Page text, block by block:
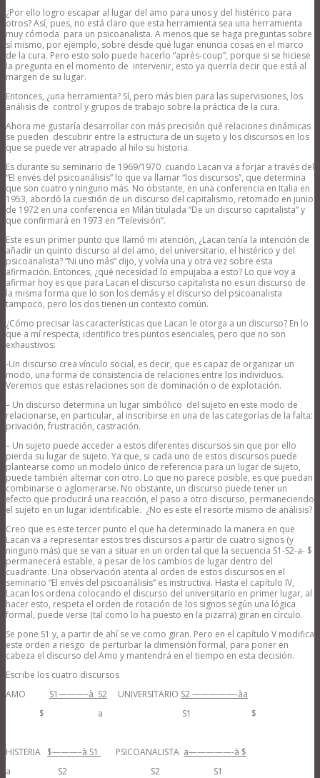
¿Por ello logro escapar al lugar del amo para unos y del histérico para
otros? Así, pues, no está claro que esta herramienta sea una herramienta
muy cómoda para un psicoanalista. A menos que se haga preguntas sobre
sí mismo, por ejemplo, sobre desde qué lugar enuncia cosas en el marco
de la cura. Pero esto solo puede hacerlo “après-coup”, porque si se hiciese
la pregunta en el momento de intervenir, esto ya querría decir que está al
margen de su lugar.
Entonces, ¿una herramienta? Sí, pero más bien para las supervisiones, los
análisis de control y grupos de trabajo sobre la práctica de la cura.
Ahora me gustaría desarrollar con más precisión qué relaciones dinámicas
se pueden descubrir entre la estructura de un sujeto y los discursos en los
que se puede ver atrapado al hilo su historia.
Es durante su seminario de 1969/1970 cuando Lacan va a forjar a través del
“El envés del psicoanálisis” lo que va llamar “los discursos”, que determina
que son cuatro y ninguno más. No obstante, en una conferencia en Italia en
1953, abordó la cuestión de un discurso del capitalismo, retomado en junio
de 1972 en una conferencia en Milán titulada “De un discurso capitalista” y
que confirmará en 1973 en “Televisión”.
Este es un primer punto que llamó mi atención, ¿Lacan tenía la intención de
añadir un quinto discurso al del amo, del universitario, el histérico y del
psicoanalista? “Ni uno más” dijo, y volvía una y otra vez sobre esta
afirmación. Entonces, ¿qué necesidad lo empujaba a esto? Lo que voy a
afirmar hoy es que para Lacan el discurso capitalista no es un discurso de
la misma forma que lo son los demás y el discurso del psicoanalista
tampoco, pero los dos tienen un contexto común.
¿Cómo precisar las características que Lacan le otorga a un discurso? En lo
que a mí respecta, identifico tres puntos esenciales, pero que no son
exhaustivos:
-Un discurso crea vínculo social, es decir, que es capaz de organizar un
modo, una forma de consistencia de relaciones entre los individuos.
Veremos que estas relaciones son de dominación o de explotación.
– Un discurso determina un lugar simbólico del sujeto en este modo de
relacionarse, en particular, al inscribirse en una de las categorías de la falta:
privación, frustración, castración.
– Un sujeto puede acceder a estos diferentes discursos sin que por ello
pierda su lugar de sujeto. Ya que, si cada uno de estos discursos puede
plantearse como un modelo único de referencia para un lugar de sujeto,
puede también alternar con otro. Lo que no parece posible, es que puedan
combinarse o aglomerarse. No obstante, un discurso puede tener un
efecto que producirá una reacción, el paso a otro discurso, permaneciendo
el sujeto en un lugar identificable. ¿No es este el resorte mismo de análisis?
Creo que es este tercer punto el que ha determinado la manera en que
Lacan va a representar estos tres discursos a partir de cuatro signos (y
ninguno más) que se van a situar en un orden tal que la secuencia S1-S2-a- $
permanecerá estable, a pesar de los cambios de lugar dentro del
cuadrante. Una observación atenta al orden de estos discursos en el
seminario “El envés del psicoanálisis” es instructiva. Hasta el capítulo IV,
Lacan los ordena colocando el discurso del universitario en primer lugar, al
hacer esto, respeta el orden de rotación de los signos según una lógica
formal, puede verse (tal como lo ha puesto en la pizarra) giran en círculo.
Se pone S1 y, a partir de ahí se ve como giran. Pero en el capítulo V modifica
este orden a riesgo de perturbar la dimensión formal, para poner en
cabeza el discurso del Amo y mantendrá en el tiempo en esta decisión.
Escribe los cuatro discursos
AMO S1———–à S2 UNIVERSITARIO S2 —————-àa
$ a S1 $
HISTERIA $———–à S1 PSICOANALISTA a—————-à $
a S2 S2 S1